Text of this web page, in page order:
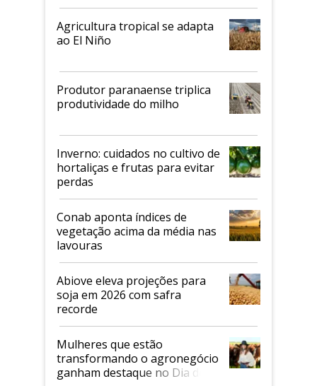
Agricultura tropical se adapta
ao El Niño
Produtor paranaense triplica
produtividade do milho
Inverno: cuidados no cultivo de
hortaliças e frutas para evitar
perdas
Conab aponta índices de
vegetação acima da média nas
lavouras
Abiove eleva projeções para
soja em 2026 com safra
recorde
Mulheres que estão
transformando o agronegócio
ganham destaque no Dia do